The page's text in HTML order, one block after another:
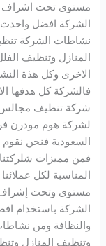
مستوى تحت اشراف
الشركة افضل واحدث
نشاطات الشركة
المنازل وتنظيف
الاخرى وكل هذة
فالشركة كل هدفها
شركة تنظيف مجالس
لشركة هوم مودرن
السعودية فنحن نقوم
فمن مميزات شلركتنا
المناسبة لكل
مستوى وتحت إشراف
الشركة باستخدام
والنظافة ومن
وتنظيف المنازل